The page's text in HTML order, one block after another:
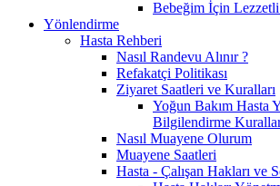
Bebeğim İçin
Yönlendirme
Hasta Rehberi
Nasıl Randevu Alınır ?
Refakatçi Politikası
Ziyaret Saatleri ve Kuralları
Yoğun Bakım Hasta
Bilgilendirme
Nasıl Muayene Olurum
Muayene Saatleri
Hasta - Çalışan Hakları ve